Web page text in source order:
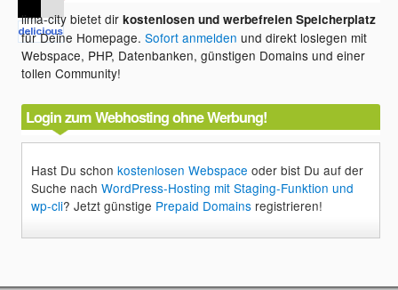
lima-city bietet dirkostenlosen und werbefreien Speicherplatz
für Deine Homepage.Sofort anmelden und direkt loslegen mit
Webspace, PHP, Datenbanken, günstigen Domains und einer
tollen Community!
Login zum Webhosting ohne Werbung!
Hast Du schonkostenlosen Webspace oder bist Du auf der
Suche nachWordPress-Hosting mit Staging-Funktion und
wp-cli? Jetzt günstige Prepaid Domains registrieren!